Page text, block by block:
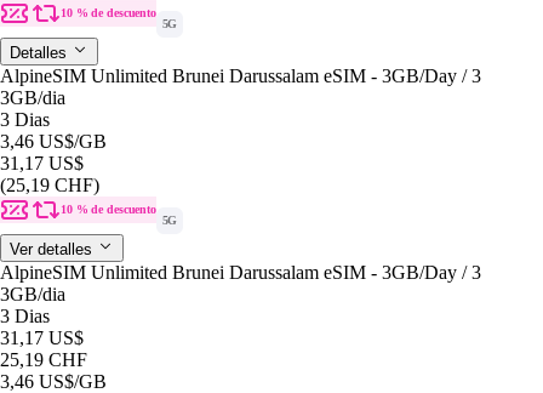
10 % de descuento
5G
Detalles
AlpineSIM Unlimited Brunei Darussalam eSIM - 3GB/Day / 3
3GB/dia
3 Dias
3,46 US$/GB
31,17 US$
(25,19 CHF)
10 % de descuento
5G
Ver detalles
AlpineSIM Unlimited Brunei Darussalam eSIM - 3GB/Day / 3
3GB/dia
3 Dias
31,17 US$
25,19 CHF
3,46 US$/GB